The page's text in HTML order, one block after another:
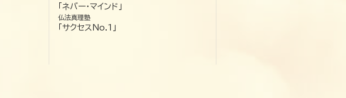
「ネバー・マインド」
仏法真理塾
「サクセスNo.1」